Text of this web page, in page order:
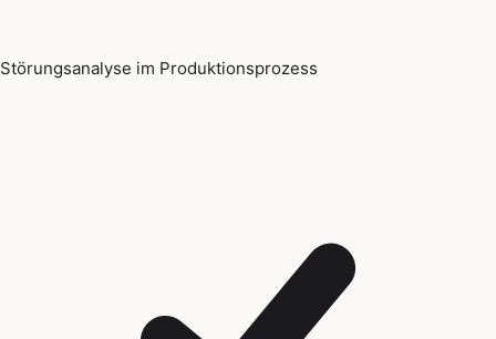
Störungsanalyse im Produktionsprozess